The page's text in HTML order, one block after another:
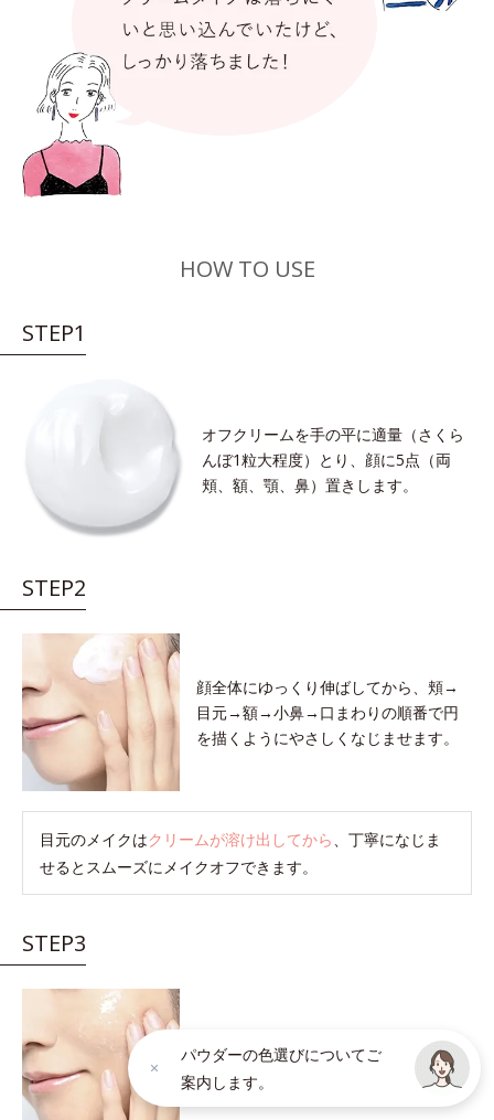
HOW TO USE
STEP1
オフクリームを手の平に適量（さくら
んぼ1粒大程度）とり、顔に5点（両
頬、額、顎、鼻）置きします。
STEP2
顔全体にゆっくり伸ばしてから、頬→
目元→額→小鼻→口まわりの順番で円
を描くようにやさしくなじませます。
目元のメイクはクリームが溶け出してから、丁寧になじま
せるとスムーズにメイクオフできます。
STEP3
クリームが肌の上でメイク汚れを巻き
こむと軽い感触に変わります。
感触が
軽くなったら洗い流しのサインです。
パウダーの色選びについてご
案内します。